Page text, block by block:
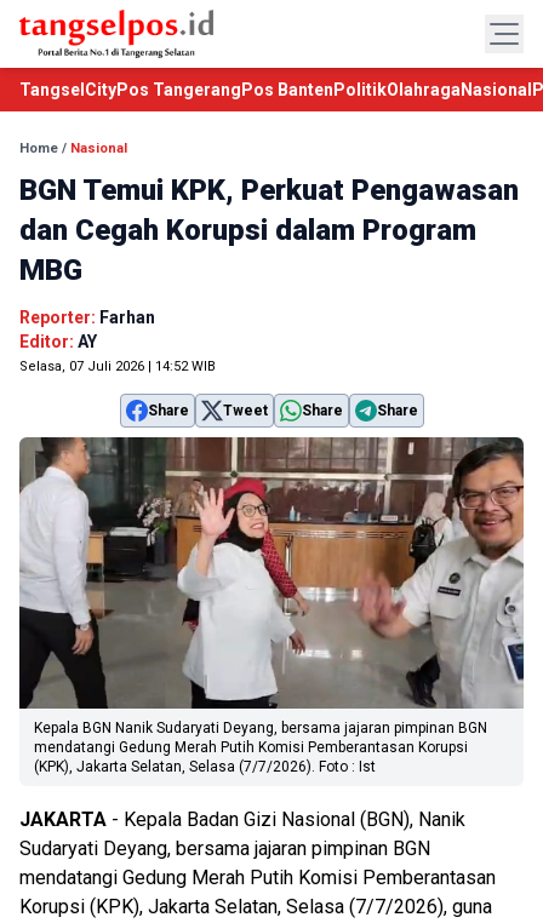
TangselCityPos Tangerang Pos Banten PolitikOlahraga Nasional
Home / Nasional
BGN Temui KPK, Perkuat Pengawasan
dan Cegah Korupsi dalam Program
MBG
Reporter: Farhan
Editor: AY
Selasa, 07 Juli 2026 | 14:52 WIB
Share Tweet Share Share
Kepala BGN Nanik Sudaryati Deyang, bersama jajaran pimpinan BGN
mendatangi Gedung Merah Putih Komisi Pemberantasan Korupsi
(KPK), Jakarta Selatan, Selasa (7/7/2026). Foto : Ist
JAKARTA - Kepala Badan Gizi Nasional (BGN), Nanik
Sudaryati Deyang, bersama jajaran pimpinan BGN
mendatangi Gedung Merah Putih Komisi Pemberantasan
Korupsi (KPK), Jakarta Selatan, Selasa (7/7/2026), guna